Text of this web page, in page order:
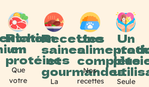
Riches
en
protéines
Que
votre
Recettes
saines
et
gourmandes
La
Une
complète
Nos
recettes
Un
Seule